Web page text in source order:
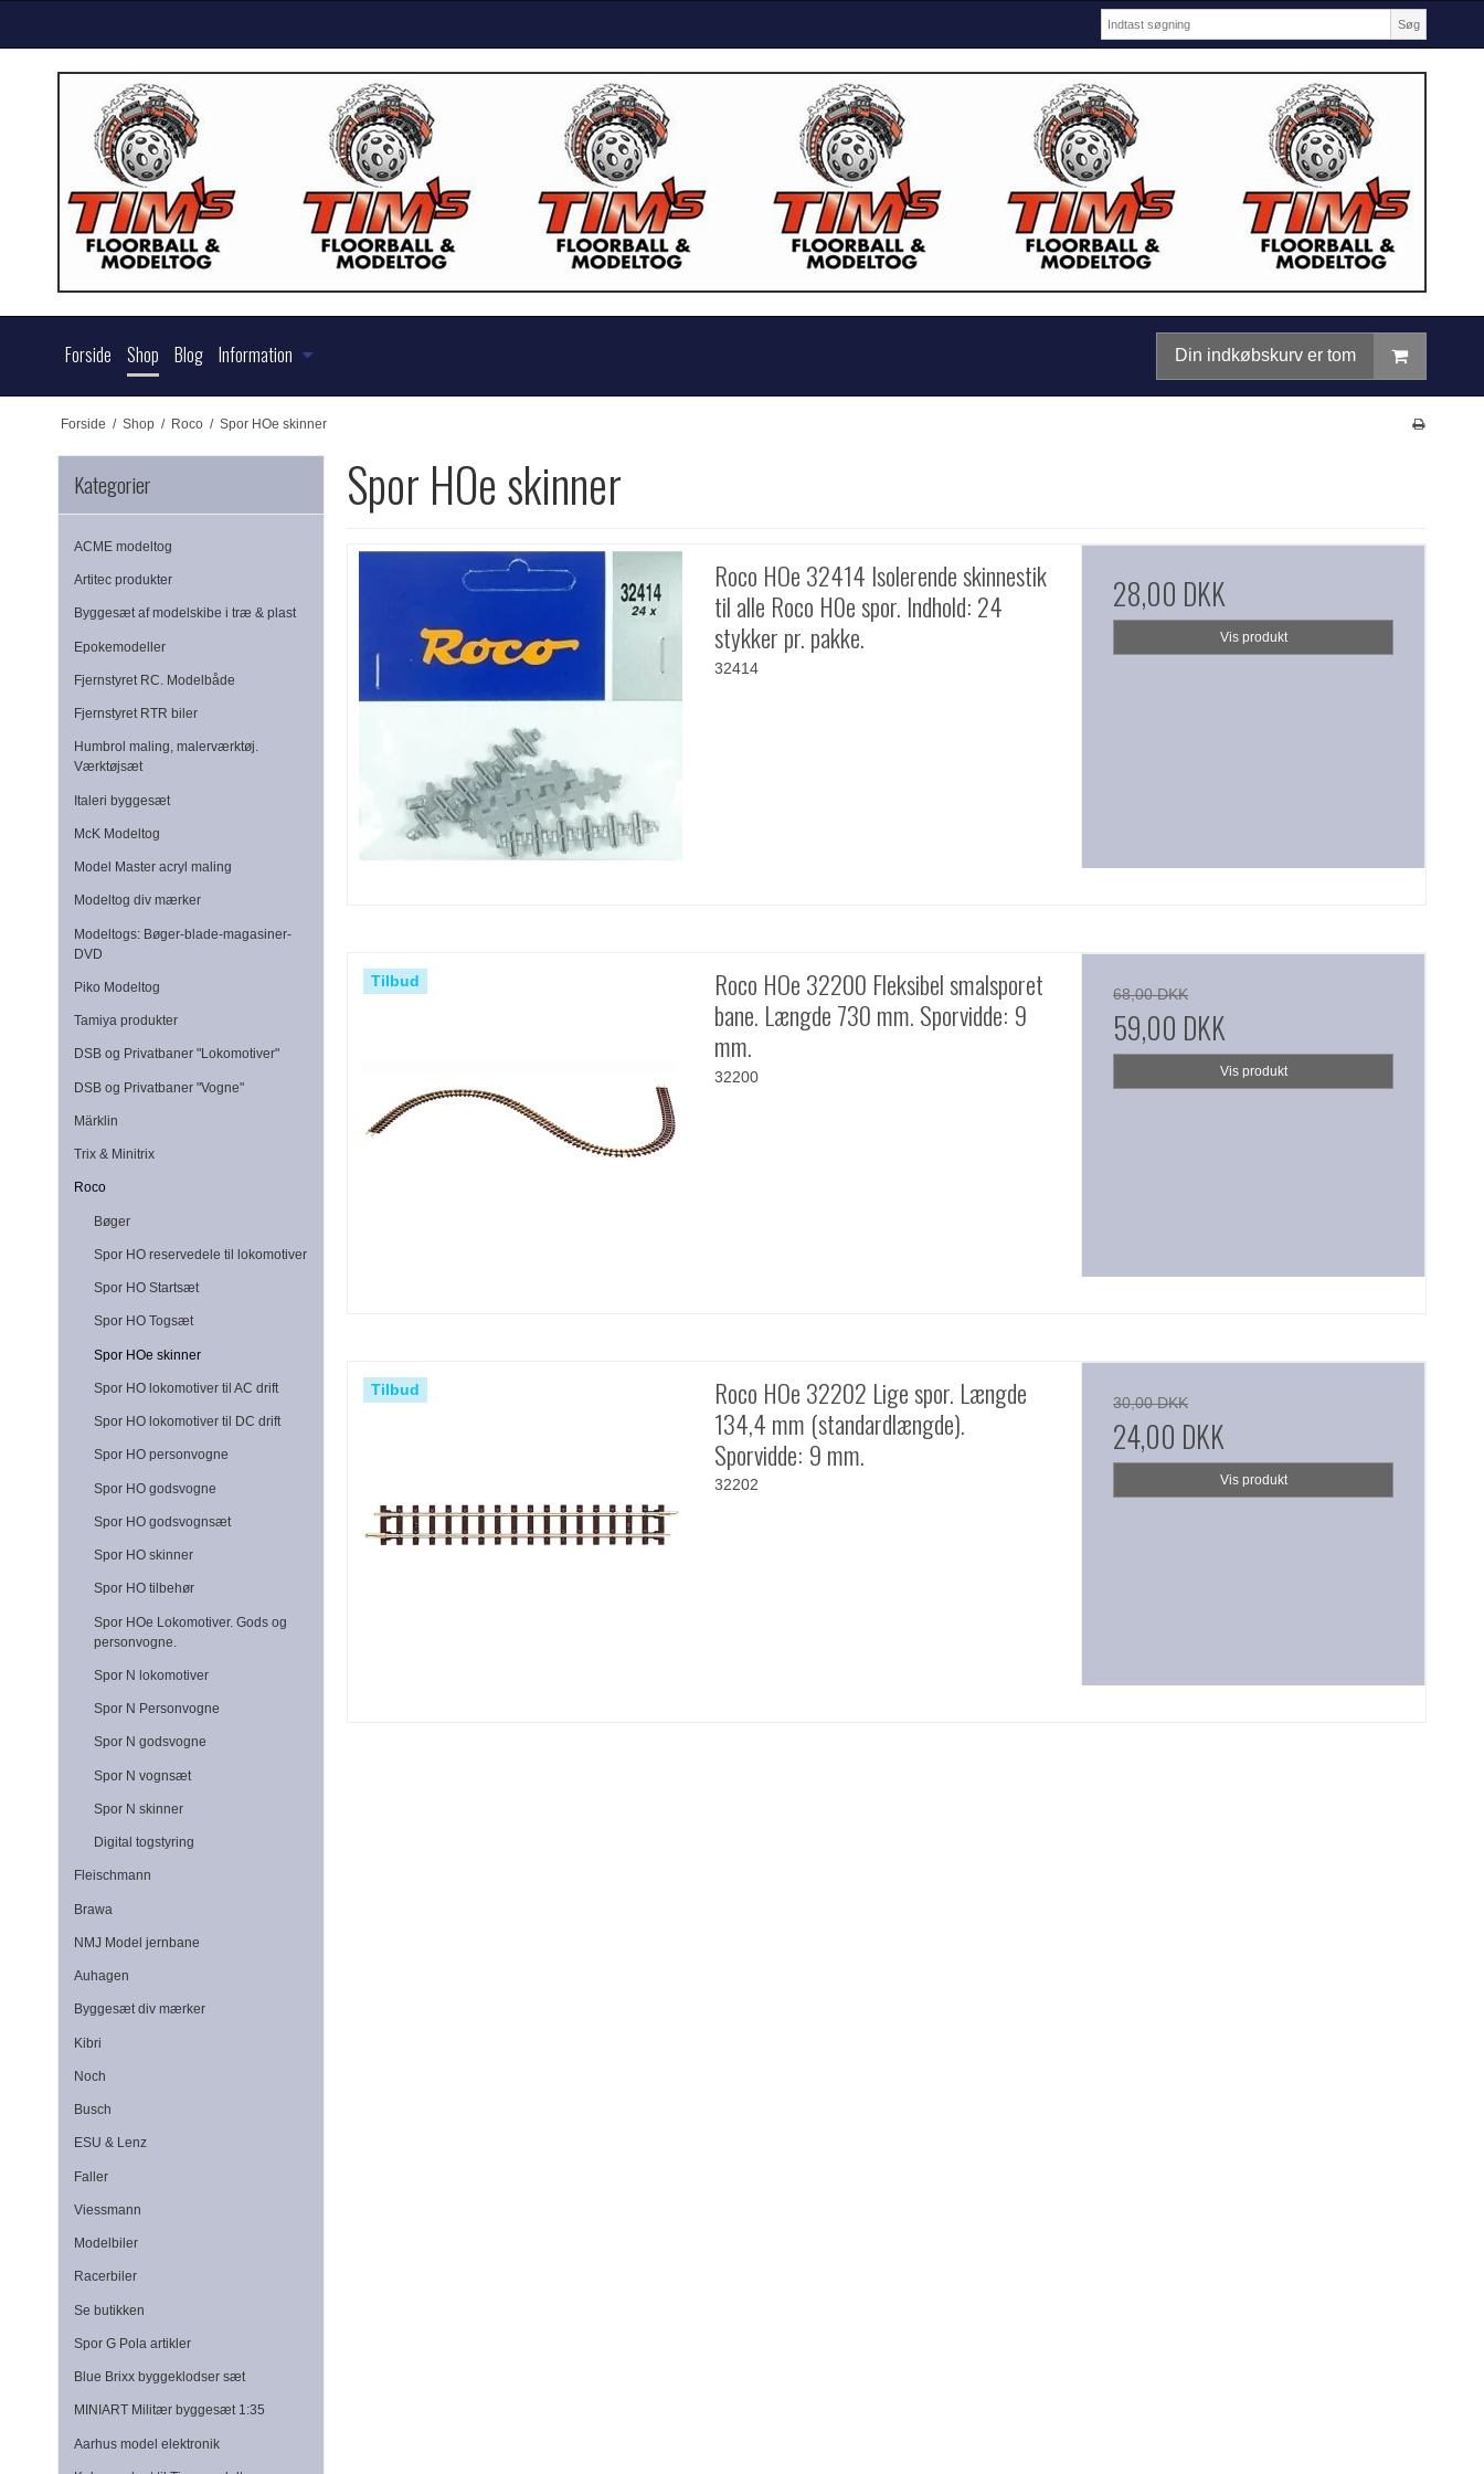
Søg
Forside Shop Blog Information Din indkøbskurv er tom
Forside / Shop / Roco / Spor HOe skinner
Kategorier
ACME modeltog
Artitec produkter
Byggesæt af modelskibe i træ & plast
Epokemodeller
Fjernstyret RC. Modelbåde
Fjernstyret RTR biler
Humbrol maling, malerværktøj.
Værktøjsæt
Italeri byggesæt
McK Modeltog
Model Master acryl maling
Modeltog div mærker
Modeltogs: Bøger-blade-magasiner-
DVD
Piko Modeltog
Tamiya produkter
DSB og Privatbaner "Lokomotiver"
DSB og Privatbaner "Vogne"
Märklin
Trix & Minitrix
Roco
Bøger
Spor HO reservedele til lokomotiver
Spor HO Startsæt
Spor HO Togsæt
Spor HOe skinner
Spor HO lokomotiver til AC drift
Spor HO lokomotiver til DC drift
Spor HO personvogne
Spor HO godsvogne
Spor HO godsvognsæt
Spor HO skinner
Spor HO tilbehør
Spor HOe Lokomotiver. Gods og
personvogne.
Spor N lokomotiver
Spor N Personvogne
Spor N godsvogne
Spor N vognsæt
Spor N skinner
Digital togstyring
Fleischmann
Brawa
NMJ Model jernbane
Auhagen
Byggesæt div mærker
Kibri
Noch
Busch
ESU & Lenz
Faller
Viessmann
Modelbiler
Racerbiler
Se butikken
Spor G Pola artikler
Blue Brixx byggeklodser sæt
MINIART Militær byggesæt 1:35
Aarhus model elektronik
Spor HOe skinner
Roco HOe 32414 Isolerende skinnestik
til alle Roco H0e spor. Indhold: 24
stykker pr. pakke.
32414
28,00 DKK
Vis produkt
Tilbud
Roco HOe 32200 Fleksibel smalsporet
bane. Længde 730 mm. Sporvidde: 9
mm.
32200
68,00 DKK
59,00 DKK
Vis produkt
Tilbud
Roco HOe 32202 Lige spor. Længde
134,4 mm (standardlængde).
Sporvidde: 9 mm.
32202
30,00 DKK
24,00 DKK
Vis produkt